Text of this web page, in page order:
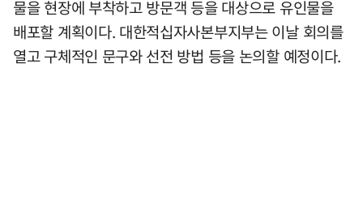
물을 현장에 부착하고 방문객 등을 대상으로 유인물을
배포할 계획이다. 대한적십자사본부지부는 이날 회의를
열고 구체적인 문구와 선전 방법 등을 논의할 예정이다.